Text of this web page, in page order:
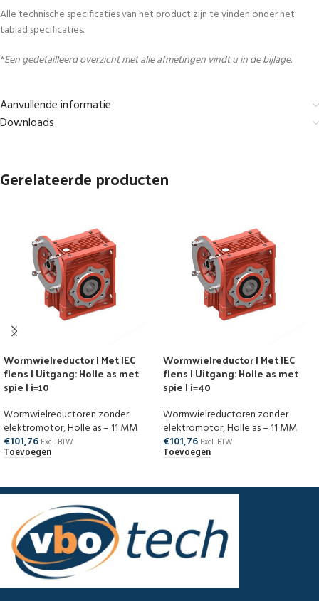
Alle technische specificaties van het product zijn te vinden onder het
tablad specificaties.
*Een gedetailleerd overzicht met alle afmetingen vindt u in de bijlage.
Aanvullende informatie
Downloads
Gerelateerde producten
Wormwielreductor | Met IEC
flens | Uitgang: Holle as met
spie | i=10
Wormwielreductoren zonder
elektromotor,Holle as – 11 MM
€101,76 Excl. BTW
Toevoegen
Wormwielreductor | Met IEC
flens | Uitgang: Holle as met
spie | i=40
Wormwielreductoren zonder
elektromotor,Holle as – 11 MM
€101,76 Excl. BTW
Toevoegen